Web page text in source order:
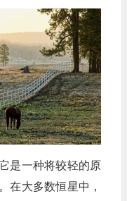
是一种将较轻的原
在大多数恒星中，